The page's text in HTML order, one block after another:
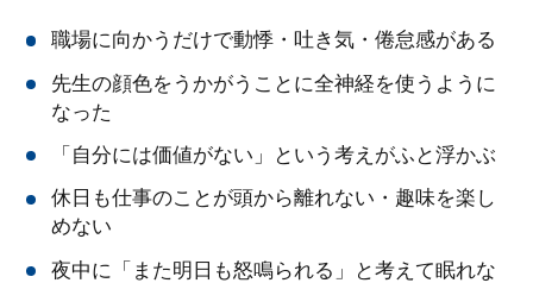
職場に向かうだけで動悸・吐き気・倦怠感がある
先生の顔色をうかがうことに全神経を使うように
なった
「自分には価値がない」という考えがふと浮かぶ
休日も仕事のことが頭から離れない・趣味を楽し
めない
夜中に「また明日も怒鳴られる」と考えて眠れな